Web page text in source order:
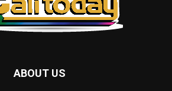
ABOUT US